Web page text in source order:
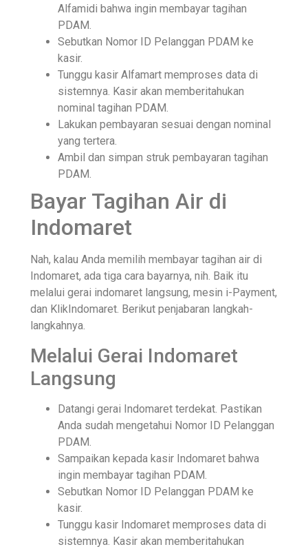
Alfamidi bahwa ingin membayar tagihan
PDAM.
Sebutkan Nomor ID Pelanggan PDAM ke
kasir.
Tunggu kasir Alfamart memproses data di
sistemnya. Kasir akan memberitahukan
nominal tagihan PDAM.
Lakukan pembayaran sesuai dengan nominal
yang tertera.
Ambil dan simpan struk pembayaran tagihan
PDAM.
Bayar Tagihan Air di
Indomaret
Nah, kalau Anda memilih membayar tagihan air di
Indomaret, ada tiga cara bayarnya, nih. Baik itu
melalui gerai indomaret langsung, mesin i-Payment,
dan KlikIndomaret. Berikut penjabaran langkah-
langkahnya.
Melalui Gerai Indomaret
Langsung
Datangi gerai Indomaret terdekat. Pastikan
Anda sudah mengetahui Nomor ID Pelanggan
PDAM.
Sampaikan kepada kasir Indomaret bahwa
ingin membayar tagihan PDAM.
Sebutkan Nomor ID Pelanggan PDAM ke
kasir.
Tunggu kasir Indomaret memproses data di
sistemnya. Kasir akan memberitahukan